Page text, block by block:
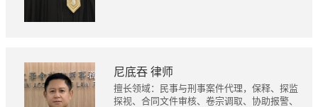
尼底吞 律师
擅长领域：民事与刑事案件代理，保释、探监
探视、合同文件审核、卷宗调取、协助报警、